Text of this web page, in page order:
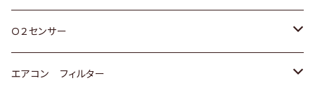
スバル
三菱
スバル
ダイハツ
マツダ
ダイハツ
三菱
ホンダ
スズキ
Ｏ２センサー
トヨタ
エアコン フィルター